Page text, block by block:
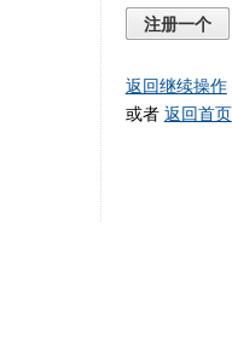
注册一个
返回继续操作
或者 返回首页